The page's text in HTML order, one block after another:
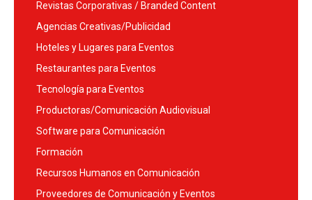
Revistas Corporativas / Branded Content
Agencias Creativas/Publicidad
Hoteles y Lugares para Eventos
Restaurantes para Eventos
Tecnología para Eventos
Productoras/Comunicación Audiovisual
Software para Comunicación
Formación
Recursos Humanos en Comunicación
Proveedores de Comunicación y Eventos